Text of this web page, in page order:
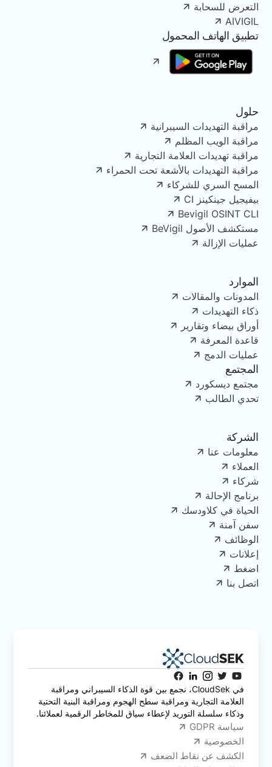
التعرض للسحابة
AIVIGIL
تطبيق الهاتف المحمول
حلول
مراقبة التهديدات السيبرانية
مراقبة الويب المظلم
مراقبة تهديدات العلامة التجارية
مراقبة التهديدات بالأشعة تحت الحمراء
المسح السري للشركاء
بيفيجيل جينكينز CI
Bevigil OSINT CLI
مستكشف الأصول BeVigil
عمليات الإزالة
الموارد
المدونات والمقالات
ذكاء التهديدات
أوراق بيضاء وتقارير
قاعدة المعرفة
عمليات الدمج
المجتمع
مجتمع ديسكورد
تحدي الطالب
الشركة
معلومات عنا
العملاء
شركاء
برنامج الإحالة
الحياة في كلاودسك
سفن آمنة
الوظائف
إعلانات
اضغط
اتصل بنا
في CloudSek، نجمع بين قوة الذكاء السيبراني ومراقبة
العلامة التجارية ومراقبة سطح الهجوم ومراقبة البنية التحتية
وذكاء سلسلة التوريد لإعطاء سياق للمخاطر الرقمية لعملائنا.
سياسة GDPR
الخصوصية
الكشف عن نقاط الضعف